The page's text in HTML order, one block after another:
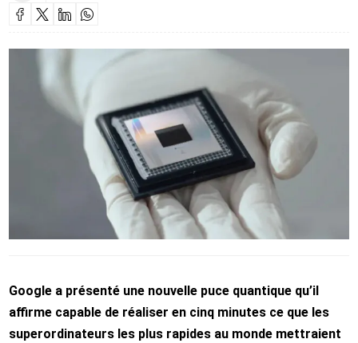
Google a présenté une nouvelle puce quantique qu’il
affirme capable de réaliser en cinq minutes ce que les
superordinateurs les plus rapides au monde mettraient